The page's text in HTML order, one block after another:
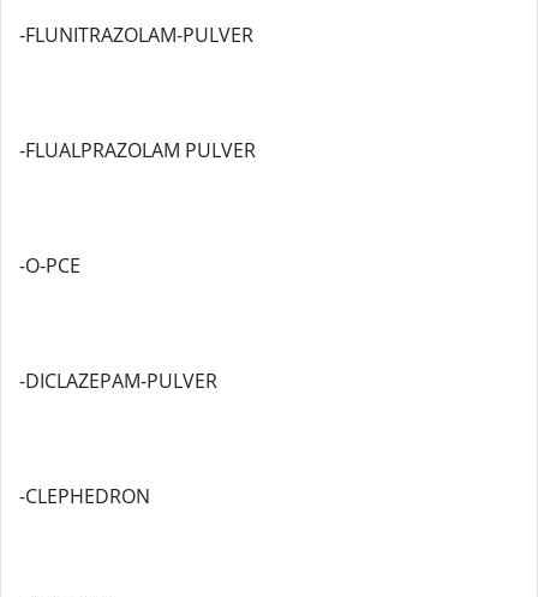
-FLUNITRAZOLAM-PULVER
-FLUALPRAZOLAM PULVER
-O-PCE
-DICLAZEPAM-PULVER
-CLEPHEDRON